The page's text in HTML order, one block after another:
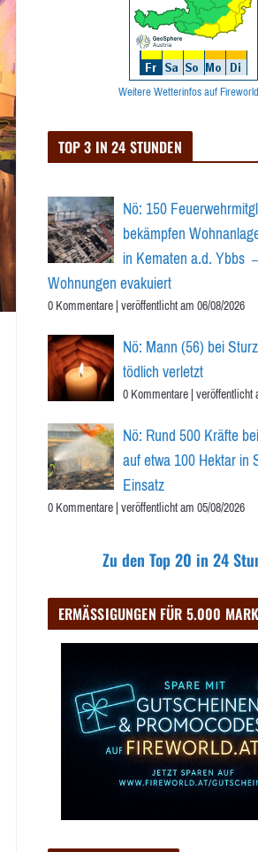
Weitere Wetterinfos auf
TOP 3 IN 24 STUNDEN
Nö: 150
bekämpfen
in Kematen a.d. Ybbs
Wohnungen evakuiert
0 Kommentare|veröffentlicht am 06/08/2026
Nö: Mann (56) bei
tödlich verletzt
0 Kommentare|veröffentlicht
Nö: Rund 500 Kräfte
auf etwa 100 Hektar in
Einsatz
0 Kommentare|veröffentlicht am 05/08/2026
Zu den Top 20 in 24
ERMÄSSIGUNGEN FÜR 5.000